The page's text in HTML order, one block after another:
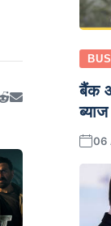
बैंक
06